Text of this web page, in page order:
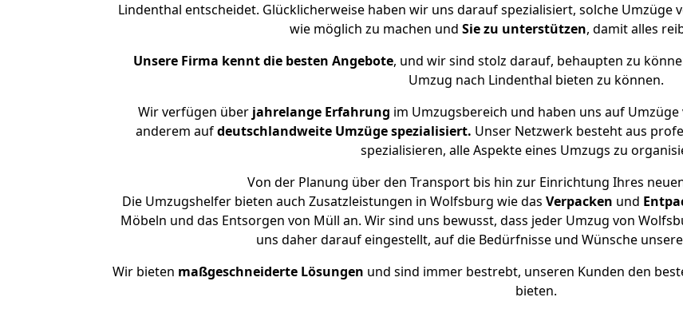
Lindenthal entscheidet. Glücklicherweise haben wir uns darauf spezialisiert, solche Umzüge
wie möglich zu machen und Sie zu unterstützen, damit alles
Unsere Firma kennt die besten Angebote, und wir sind stolz darauf, behaupten zu
Umzug nach Lindenthal bieten zu können.
Wir verfügen überjahrelange Erfahrung im Umzugsbereich und haben uns auf
anderem aufdeutschlandweite Umzüge spezialisiert. Unser Netzwerk besteht aus
spezialisieren, alle Aspekte eines Umzugs zu
Von der Planung über den Transport bis hin zur Einrichtung Ihres
Die Umzugshelfer bieten auch Zusatzleistungen in Wolfsburg wie das Verpacken und
Möbeln und das Entsorgen von Müll an. Wir sind uns bewusst, dass jeder Umzug von
uns daher darauf eingestellt, auf die Bedürfnisse und Wünsche
Wir bieten maßgeschneiderte Lösungen und sind immer bestrebt, unseren Kunden den
bieten.